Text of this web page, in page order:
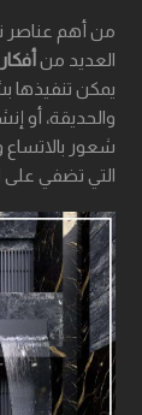
من أهم عناصر
العديد من
يمكن تنفيذها
والحديقة، أو
شعور بالاتساع
التي تضفي على